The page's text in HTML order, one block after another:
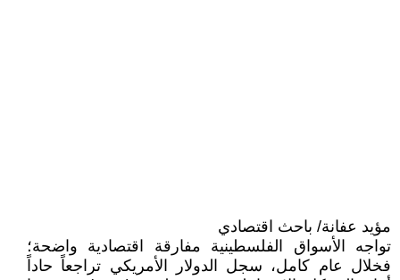
مؤيد عفانة/ باحث اقتصادي
تواجه الأسواق الفلسطينية مفارقة اقتصادية واضحة؛
فخلال عام كامل، سجل الدولار الأمريكي تراجعاً حاداً